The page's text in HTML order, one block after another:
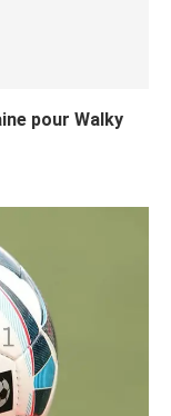
pour Walky